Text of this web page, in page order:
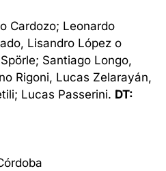
Cardozo; Leonardo
Lisandro López o
Santiago Longo,
Rigoni, Lucas Zelarayán,
Lucas Passerini. DT: